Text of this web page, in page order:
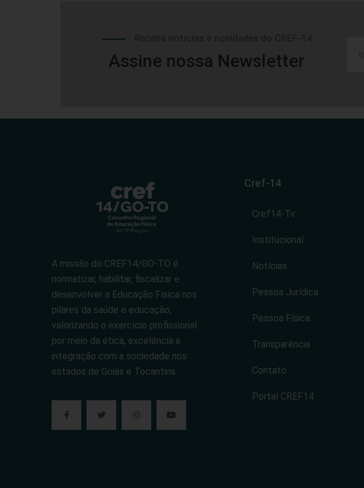
Assine nossa Newsletter
A missão do CREF14/GO-TO é
normatizar, habilitar, fiscalizar e
desenvolver a Educação Física nos
pilares da saúde e educação,
valorizando o exercício profissional
por meio da ética, excelência e
integração com a sociedade nos
estados de Goiás e Tocantins.
Cref-14
Cref14-Tv
Institucional
Notícias
Pessoa Jurídica
Pessoa Física
Transparência
Contato
Portal CREF14